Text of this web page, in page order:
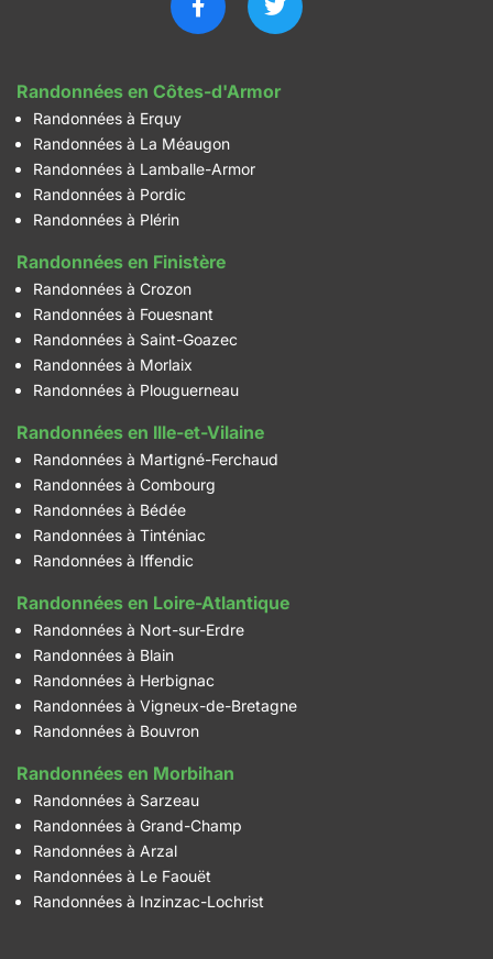
Randonnées en Côtes-d'Armor
Randonnées à Erquy
Randonnées à La Méaugon
Randonnées à Lamballe-Armor
Randonnées à Pordic
Randonnées à Plérin
Randonnées en Finistère
Randonnées à Crozon
Randonnées à Fouesnant
Randonnées à Saint-Goazec
Randonnées à Morlaix
Randonnées à Plouguerneau
Randonnées en Ille-et-Vilaine
Randonnées à Martigné-Ferchaud
Randonnées à Combourg
Randonnées à Bédée
Randonnées à Tinténiac
Randonnées à Iffendic
Randonnées en Loire-Atlantique
Randonnées à Nort-sur-Erdre
Randonnées à Blain
Randonnées à Herbignac
Randonnées à Vigneux-de-Bretagne
Randonnées à Bouvron
Randonnées en Morbihan
Randonnées à Sarzeau
Randonnées à Grand-Champ
Randonnées à Arzal
Randonnées à Le Faouët
Randonnées à Inzinzac-Lochrist